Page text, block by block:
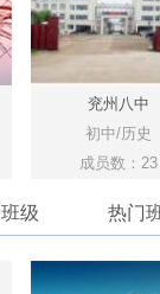
兖州八中
初中/历史
成员数：23
级 热门